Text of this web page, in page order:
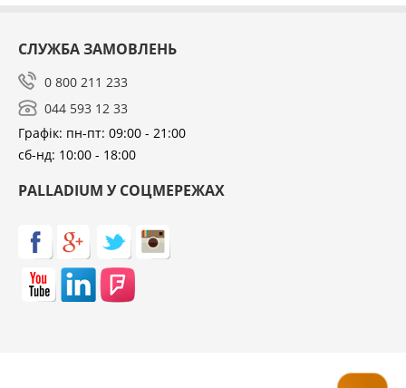
СЛУЖБА ЗАМОВЛЕНЬ
0 800 211 233
044 593 12 33
Графік: пн-пт: 09:00 - 21:00
сб-нд: 10:00 - 18:00
PALLADIUM У СОЦМЕРЕЖАХ